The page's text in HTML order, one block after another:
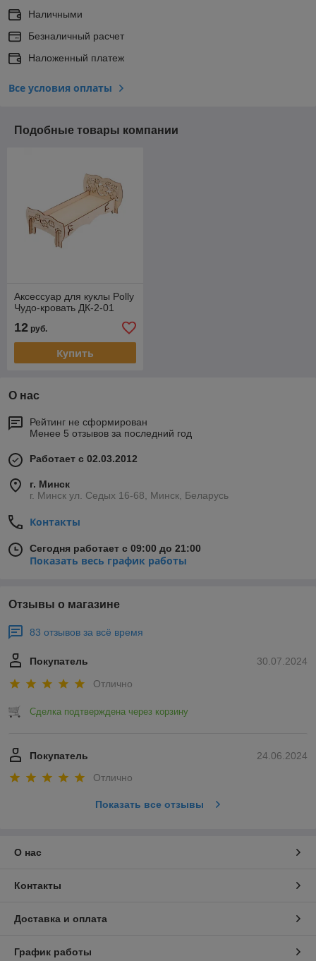
Наличными
Безналичный расчет
Наложенный платеж
Все условия оплаты
Подобные товары компании
Аксессуар для куклы Polly
Чудо-кровать ДК-2-01
12 руб.
Купить
О нас
Рейтинг не сформирован
Менее 5 отзывов за последний год
Работает с 02.03.2012
г. Минск
г. Минск ул. Седых 16-68, Минск, Беларусь
Контакты
Сегодня работает с 09:00 до 21:00
Показать весь график работы
Отзывы о магазине
83 отзывов за всё время
30.07.2024
Покупатель
Отлично
Сделка подтверждена через корзину
24.06.2024
Покупатель
Отлично
Показать все отзывы
О нас
Контакты
Доставка и оплата
График работы